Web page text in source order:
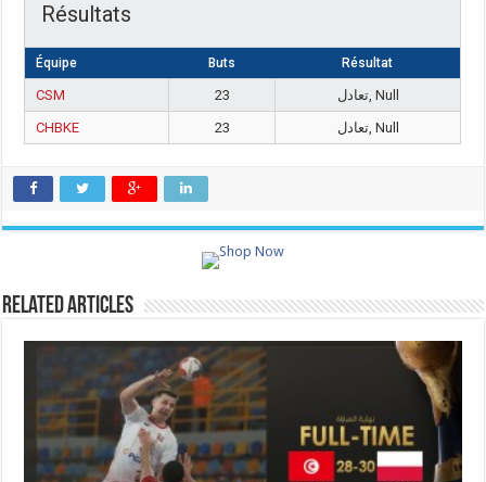
Résultats
Équipe Buts Résultat
CSM 23
تعادل, Null
CHBKE
23 تعادل, Null
Related Articles